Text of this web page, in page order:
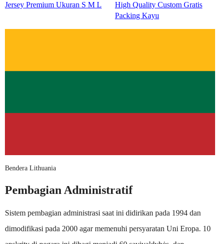
Jersey Premium Ukuran S M L
High Quality Custom Gratis
Packing Kayu
Bendera Lithuania
Pembagian Administratif
Sistem pembagian administrasi saat ini didirikan pada 1994 dan
dimodifikasi pada 2000 agar memenuhi persyaratan Uni Eropa. 10